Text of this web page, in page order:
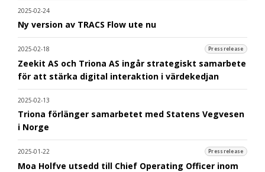
2025-02-24
Ny version av TRACS Flow ute nu
2025-02-18 Pressrelease
Zeekit AS och Triona AS ingår strategiskt samarbete
för att stärka digital interaktion i värdekedjan
2025-02-13
Triona förlänger samarbetet med Statens Vegvesen
i Norge
2025-01-22 Pressrelease
Moa Holfve utsedd till Chief Operating Officer inom